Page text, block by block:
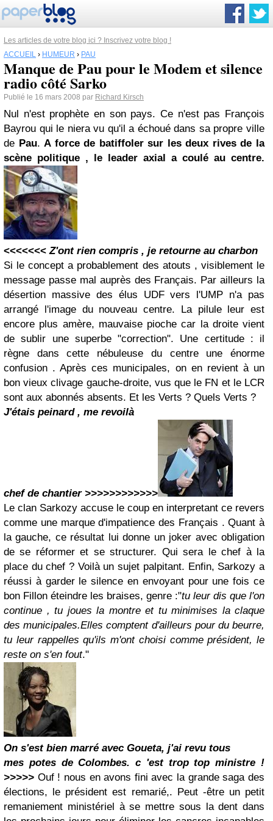
Les articles de votre blog ici ? Inscrivez votre blog !
ACCUEIL › HUMEUR › PAU
Manque de Pau pour le Modem et silence
radio côté Sarko
Publié le 16 mars 2008 par Richard Kirsch
Nul n'est prophète en son pays. Ce n'est pas François
Bayrou qui le niera vu qu'il a échoué dans sa propre ville
de Pau.A force de batiffoler sur les deux rives de la
scène politique , le leader axial a coulé au centre.
<<<<<<<Z'ont rien compris , je retourne au charbon
Si le concept a probablement des atouts , visiblement le
message passe mal auprès des Français. Par ailleurs la
désertion massive des élus UDF vers l'UMP n'a pas
arrangé l'image du nouveau centre. La pilule leur est
encore plus amère, mauvaise pioche car la droite vient
de sublir une superbe "correction". Une certitude : il
règne dans cette nébuleuse du centre une énorme
confusion . Après ces municipales, on en revient à un
bon vieux clivage gauche-droite, vus que le FN et le LCR
sont aux abonnés absents. Et les Verts ? Quels Verts ?
J'étais peinard , me revoilà
chef de chantier >>>>>>>>>>>>
Le clan Sarkozy accuse le coup en interpretant ce revers
comme une marque d'impatience des Français . Quant à
la gauche, ce résultat lui donne un joker avec obligation
de se réformer et se structurer. Qui sera le chef à la
place du chef ? Voilà un sujet palpitant. Enfin, Sarkozy a
réussi à garder le silence en envoyant pour une fois ce
bon Fillon éteindre les braises, genre :"tu leur dis que l'on
continue , tu joues la montre et tu minimises la claque
des municipales.Elles comptent d'ailleurs pour du beurre,
tu leur rappelles qu'ils m'ont choisi comme président, le
reste on s'en fout."
On s'est bien marré avec Goueta, j'ai revu tous
mes potes deColombes. c 'est trop top ministre !
>>>>> Ouf ! nous en avons fini avec la grande saga des
élections, le président est remarié,. Peut -être un petit
remaniement ministériel à se mettre sous la dent dans